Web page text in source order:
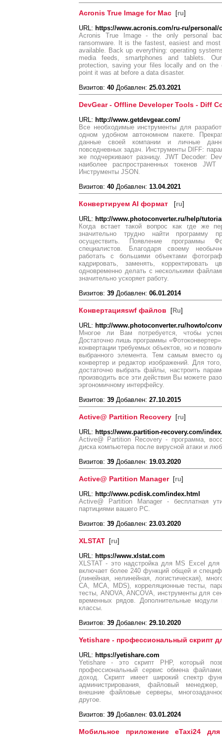
Acronis True Image for Mac [ru]
URL: https://www.acronis.com/ru-ru/personal/
Acronis True Image - the only personal
ransomware. It is the fastest, easiest and
available. Back up everything: operating
media feeds, smartphones and tablets.
protection, saving your files locally and on
point it was at before a data disaster.
Визитов: 40 Добавлен: 25.03.2021
DevGear - Offline Developer Tools - Diff
URL: http://www.getdevgear.com/
Все необходимые инструменты для
одном удобном автономном пакете.
данные своей компании и личные
повседневных задач. Инструменты DIFF:
же подчеркивают разницу. JWT Decoder:
наиболее распространенных токенов
Инструменты JSON.
Визитов: 40 Добавлен: 13.04.2021
Конвертируем AI формат [ru]
URL: http://www.photoconverter.ru/help/
Когда встает такой вопрос как где же
значительно трудно найти программу
осуществить. Появление программы
специалистов. Благодаря своему
работать с большими объектами
кадрировать, заменять,
одновременно делать с несколькими
значительно ускоряет работу.
Визитов: 39 Добавлен: 06.01.2014
Конвертацияswf файлов [Ru]
URL: http://www.photoconverter.ru/howto/
Многое ли Вам потребуется, чтобы
Достаточно лишь программы
конвертации требуемых объектов, но и
выбранного элемента. Тем самым вместо
конвертер и редактор изображений. Для
достаточно выбрать файлы, настроить
производить все эти действия Вы можете
эргономичному интерфейсу.
Визитов: 39 Добавлен: 27.10.2015
Active@ Partition Recovery [ru]
URL: https://www.partition-recovery.com/
Active@ Partition Recovery - программа,
диска компьютера после вирусной атаки и
Визитов: 39 Добавлен: 19.03.2020
Active@ Partition Manager[ru]
URL: http://www.pcdisk.com/index.html
Active@ Partition Manager - бесплатная
партициями вашего PC.
Визитов: 39 Добавлен: 23.03.2020
XLSTAT [ru]
URL: https://www.xlstat.com
XLSTAT - это надстройка для MS Excel
включает более 240 функций общей и
(линейная, нелинейная, логистическая),
CA, MCA, MDS), корреляционные тесты,
тесты, ANOVA, ANCOVA, инструменты для
временных рядов. Дополнительные
классы.
Визитов: 39 Добавлен: 29.10.2020
Yetishare - профессиональный скрипт
URL: https://yetishare.com
Yetishare - это скрипт PHP, который
профессиональный сервис обмена
доход. Скрипт имеет широкий спектр
администрирования, файловый
внешние файловые серверы,
другое.
Визитов: 39 Добавлен: 03.01.2024
Мобильное приложение eTaxi24